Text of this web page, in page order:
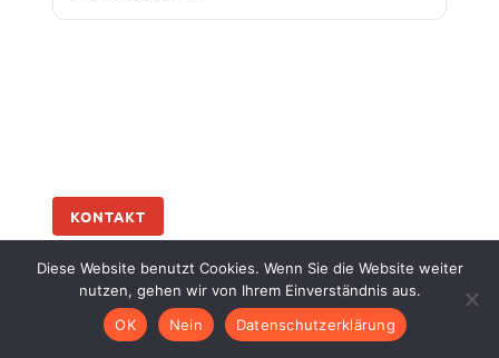
KONTAKT
Kontakt zu Ihrem
Bauunternehmen
Diese Website benutzt Cookies. Wenn Sie die Website weiter
nutzen, gehen wir von Ihrem Einverständnis aus.
OK
Nein Datenschutzerklärung